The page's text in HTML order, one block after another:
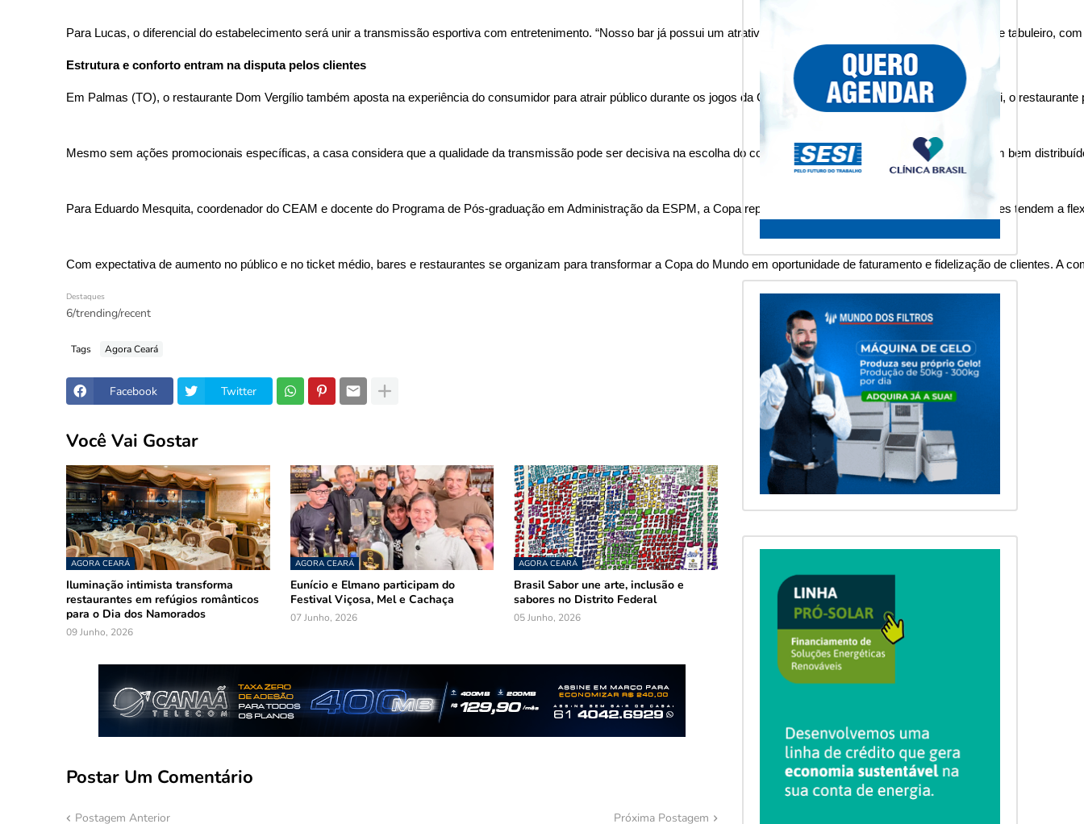
Para Lucas, o diferencial do estabelecimento será unir a transmissão esportiva com entretenimento. “Nosso bar já possui um atrativo diferenciado de entretenimento com jogos de tabuleiro,
Estrutura e conforto entram na disputa pelos clientes
Em Palmas (TO), o restaurante Dom Vergílio também aposta na experiência do consumidor para atrair público durante os jogos da Copa. Segundo a proprietária Juliane Maronezi, o
Mesmo sem ações promocionais específicas, a casa considera que a qualidade da transmissão pode ser decisiva na escolha do consumidor. “Teremos uma TV grande com som bem
Para Eduardo Mesquita, coordenador do CEAM e docente do Programa de Pós-graduação em Administração da ESPM, a Copa representa um momento em que os consumidores tendem
Com expectativa de aumento no público e no ticket médio, bares e restaurantes se organizam para transformar a Copa do Mundo em oportunidade de faturamento e fidelização de clientes.
Destaques
6/trending/recent
Tags Agora Ceará
Facebook Twitter
Você Vai Gostar
AGORA CEARÁ
Iluminação intimista transforma
restaurantes em refúgios românticos
para o Dia dos Namorados
09 Junho, 2026
AGORA CEARÁ
Eunício e Elmano participam do
Festival Viçosa, Mel e Cachaça
07 Junho, 2026
AGORA CEARÁ
Brasil Sabor une arte, inclusão e
sabores no Distrito Federal
05 Junho, 2026
Postar Um Comentário
Postagem Anterior Próxima Postagem